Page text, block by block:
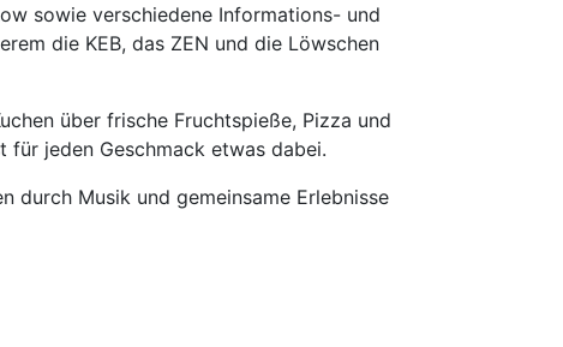
sowie verschiedene Informations- und
die KEB, das ZEN und die Löwschen
über frische Fruchtspieße, Pizza und
für jeden Geschmack etwas dabei.
durch Musik und gemeinsame Erlebnisse